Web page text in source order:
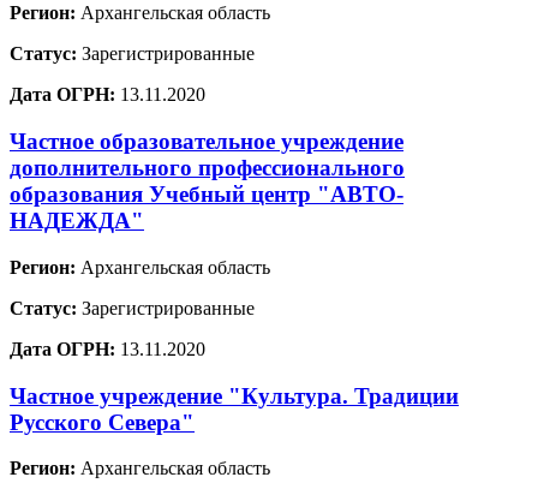
Регион: Архангельская область
Статус: Зарегистрированные
Дата ОГРН: 13.11.2020
Частное образовательное учреждение
дополнительного профессионального
образования Учебный центр "АВТО-
НАДЕЖДА"
Регион: Архангельская область
Статус: Зарегистрированные
Дата ОГРН: 13.11.2020
Частное учреждение "Культура. Традиции
Русского Севера"
Регион: Архангельская область